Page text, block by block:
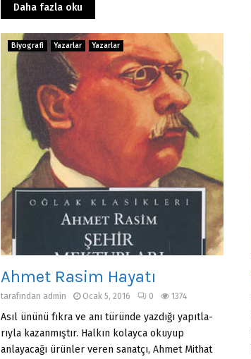
Daha fazla oku
Biyografi Yazarlar Yazarlar
Ahmet Rasim Hayatı
tarafından admin Ocak 5, 2016 0 1374
Asıl ününü fıkra ve anı türünde yazdığı yapıtla­
rıyla kazanmıştır. Halkın kolayca okuyup
anlayacağı ürünler veren sanatçı, Ahmet Mithat